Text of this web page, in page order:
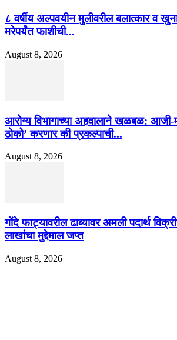
८ वर्षीय अल्पवयीन मुलीवरील बलात्कार व
मरेपर्यंत फाशीची...
August 8, 2026
आरोग्य विभागाच्या अहवालाने खळबळ: आजी-
ठोको’ करणार की प्रकल्पाची...
August 8, 2026
गोंदे फाट्यावरील ढाब्यावर अमली पदार्थ
लाखांचा मुद्देमाल जप्त
August 8, 2026